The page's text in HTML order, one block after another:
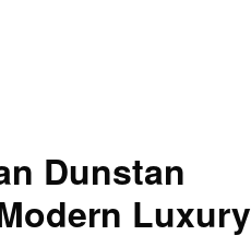
Dunstan
Luxury